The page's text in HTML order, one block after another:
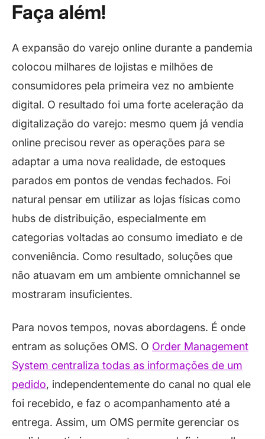
Faça além!
A expansão do varejo online durante a pandemia
colocou milhares de lojistas e milhões de
consumidores pela primeira vez no ambiente
digital. O resultado foi uma forte aceleração da
digitalização do varejo: mesmo quem já vendia
online precisou rever as operações para se
adaptar a uma nova realidade, de estoques
parados em pontos de vendas fechados. Foi
natural pensar em utilizar as lojas físicas como
hubs de distribuição, especialmente em
categorias voltadas ao consumo imediato e de
conveniência. Como resultado, soluções que
não atuavam em um ambiente omnichannel se
mostraram insuficientes.
Para novos tempos, novas abordagens. É onde
entram as soluções OMS. O Order Management
System centraliza todas as informações de um
pedido, independentemente do canal no qual ele
foi recebido, e faz o acompanhamento até a
entrega. Assim, um OMS permite gerenciar os